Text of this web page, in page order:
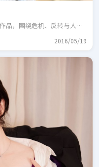
品，围绕危机、反转与人物
2016/05/19